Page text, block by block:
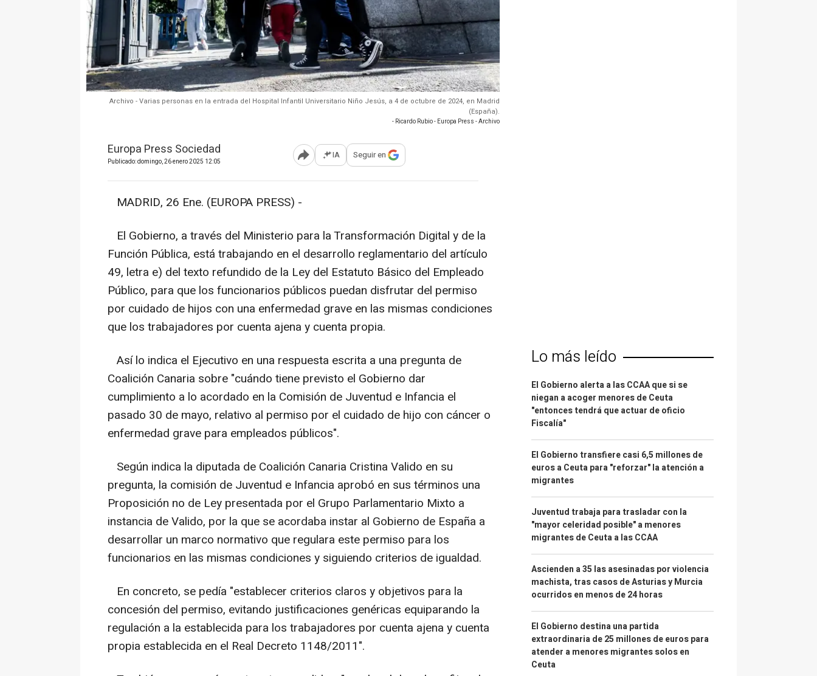
Archivo - Varias personas en la entrada del Hospital Infantil Universitario Niño Jesús, a 4 de octubre de 2024, en Madrid
(España).
- Ricardo Rubio - Europa Press - Archivo
Europa Press Sociedad
Publicado: domingo, 26 enero 2025 12:05 Abrir opciones para compartir
IA Seguir en
MADRID, 26 Ene. (EUROPA PRESS) -
El Gobierno, a través del Ministerio para la Transformación Digital y de la
Función Pública, está trabajando en el desarrollo reglamentario del artículo
49, letra e) del texto refundido de la Ley del Estatuto Básico del Empleado
Público, para que los funcionarios públicos puedan disfrutar del permiso
por cuidado de hijos con una enfermedad grave en las mismas condiciones
que los trabajadores por cuenta ajena y cuenta propia.
Así lo indica el Ejecutivo en una respuesta escrita a una pregunta de
Coalición Canaria sobre "cuándo tiene previsto el Gobierno dar
cumplimiento a lo acordado en la Comisión de Juventud e Infancia el
pasado 30 de mayo, relativo al permiso por el cuidado de hijo con cáncer o
enfermedad grave para empleados públicos".
Según indica la diputada de Coalición Canaria Cristina Valido en su
pregunta, la comisión de Juventud e Infancia aprobó en sus términos una
Proposición no de Ley presentada por el Grupo Parlamentario Mixto a
instancia de Valido, por la que se acordaba instar al Gobierno de España a
desarrollar un marco normativo que regulara este permiso para los
funcionarios en las mismas condiciones y siguiendo criterios de igualdad.
En concreto, se pedía "establecer criterios claros y objetivos para la
concesión del permiso, evitando justificaciones genéricas equiparando la
regulación a la establecida para los trabajadores por cuenta ajena y cuenta
propia establecida en el Real Decreto 1148/2011".
Lo más leído
El Gobierno alerta a las CCAA que si se
niegan a acoger menores de Ceuta
"entonces tendrá que actuar de oficio
Fiscalía"
El Gobierno transfiere casi 6,5 millones de
euros a Ceuta para "reforzar" la atención a
migrantes
Juventud trabaja para trasladar con la
"mayor celeridad posible" a menores
migrantes de Ceuta a las CCAA
Ascienden a 35 las asesinadas por violencia
machista, tras casos de Asturias y Murcia
ocurridos en menos de 24 horas
El Gobierno destina una partida
extraordinaria de 25 millones de euros para
atender a menores migrantes solos en
Ceuta